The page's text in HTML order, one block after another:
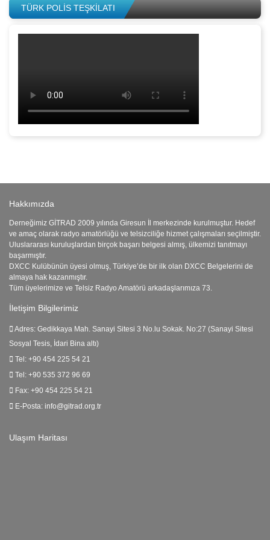
TÜRK POLİS TEŞKİLATI
Hakkımızda
Derneğimiz GİTRAD 2009 yılında Giresun İl merkezinde kurulmuştur. Hedef
ve amaç olarak radyo amatörlüğü ve telsizciliğe hizmet çalışmaları seçilmiştir.
Uluslararası kuruluşlardan birçok başarı belgesi almış, ülkemizi tanıtmayı
başarmıştır.
DXCC Kulübünün üyesi olmuş, Türkiye’de bir ilk olan DXCC Belgelerini de
almaya hak kazanmıştır.
Tüm üyelerimize ve Telsiz Radyo Amatörü arkadaşlarımıza 73.
İletişim Bilgilerimiz
Adres: Gedikkaya Mah. Sanayi Sitesi 3 No.lu Sokak. No:27 (Sanayi Sitesi
Sosyal Tesis, İdari Bina altı)
Tel: +90 454 225 54 21
Tel: +90 535 372 96 69
Fax: +90 454 225 54 21
E-Posta: info@gitrad.org.tr
Ulaşım Haritası